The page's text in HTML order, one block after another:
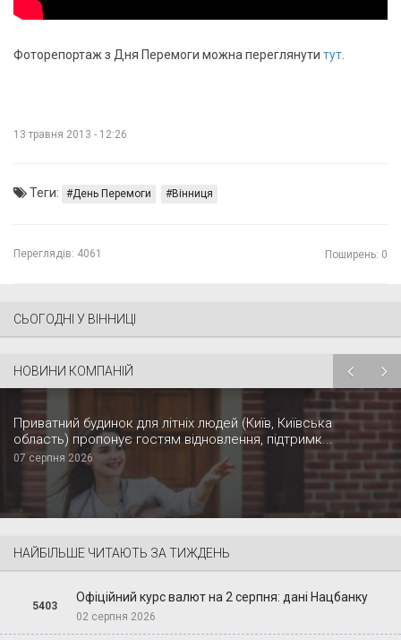
Фоторепортаж з Дня Перемоги можна переглянути тут
13 травня 2013 - 12:26
Теги: День Перемоги Вінниця
Переглядів: 4061 Поширень: 0
СЬОГОДНІ У ВІННИЦІ
НОВИНИ КОМПАНІЙ
Приватний будинок для літніх людей (Київ, Київська
область) пропонує гостям відновлення, підтримк...
07 серпня 2026
НАЙБІЛЬШЕ ЧИТАЮТЬ ЗА ТИЖДЕНЬ
5403
Офіційний курс валют на 2 серпня: дані Нацбанку
02 серпня 2026